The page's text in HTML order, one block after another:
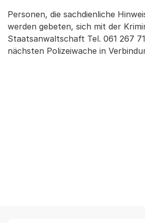
Personen, die sachdienliche
werden gebeten, sich mit der
Staatsanwaltschaft Tel. 061 267
nächsten Polizeiwache in